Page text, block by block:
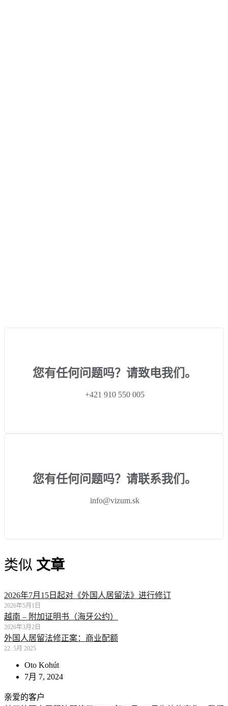
您有任何问题吗？请致电我们。
+421 910 550 005
您有任何问题吗？请联系我们。
info@vizum.sk
类似 文章
2026年7月15日起对《外国人居留法》进行修订
2026年5月1日
越南 – 附加证明书（海牙公约）
2026年3月2日
外国人居留法修正案：商业配额
22. 5月 2025
Oto Kohút
7月 7, 2024
亲爱的客户